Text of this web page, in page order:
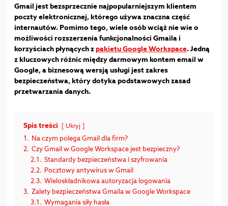
Gmail jest bezsprzecznie najpopularniejszym klientem
poczty elektronicznej, którego używa znaczna część
internautów. Pomimo tego, wiele osób wciąż nie wie o
możliwości rozszerzenia funkcjonalności Gmaila i
korzyściach płynących zpakietu Google Workspace.Jedną
z kluczowych różnic między darmowym kontem email w
Google, a biznesową wersją usługi jest zakres
bezpieczeństwa, który dotyka podstawowych zasad
przetwarzania danych.
Spis treści Ukryj
1. Na czym polega Gmail dla firm?
2. Czy Gmail w Google Workspace jest bezpieczny?
2.1. Standardy bezpieczeństwa i szyfrowania
2.2. Pocztowy antywirus w Gmail
2.3. Wieloskładnikowa autoryzacja logowania
3. Zalety bezpieczeństwa Gmaila w Google Workspace
3.1. Wymagania siły hasła